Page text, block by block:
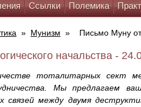
Ссылки Полемика
» Мунизм » Письмо Муну от
начальства -
тоталитарных сект
Мы предлагаем
связей между двумя